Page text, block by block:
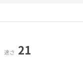
速さ 21